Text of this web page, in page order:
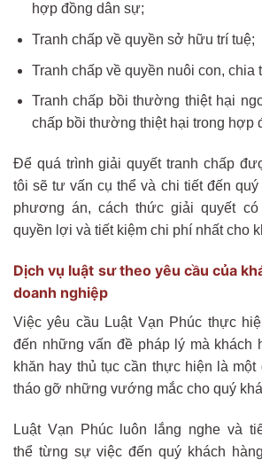
hợp đồng dân sự;
Tranh chấp về quyền sở hữu trí tuệ;
Tranh chấp về quyền nuôi con, chia
Tranh chấp bồi thường thiệt hại
chấp bồi thường thiệt hại trong hợp
Để quá trình giải quyết tranh chấp
tôi sẽ tư vấn cụ thể và chi tiết đến
phương án, cách thức giải quyết
quyền lợi và tiết kiệm chi phí nhất cho
Dịch vụ luật sư theo yêu cầu của
doanh nghiệp
Việc yêu cầu Luật Vạn Phúc thực
đến những vấn đề pháp lý mà khách
khăn hay thủ tục cần thực hiện là
tháo gỡ những vướng mắc cho quý
Luật Vạn Phúc luôn lắng nghe và
thể từng sự việc đến quý khách